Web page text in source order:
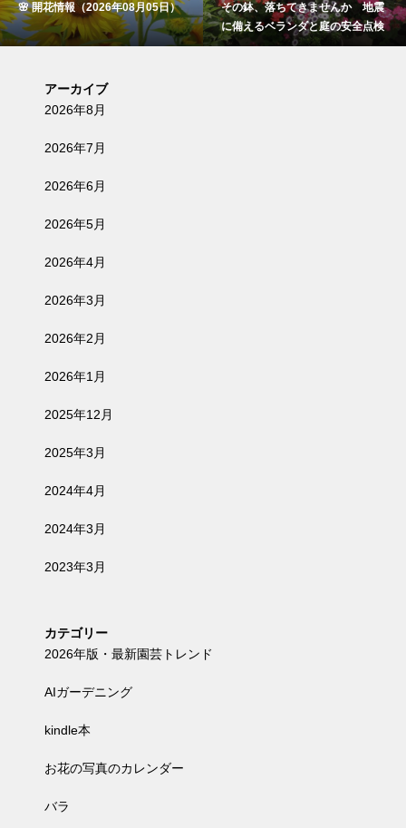
🌸 開花情報（2026年08月05日）
その鉢、落ちてきませんか 地震
に備えるベランダと庭の安全点検
アーカイブ
2026年8月
2026年7月
2026年6月
2026年5月
2026年4月
2026年3月
2026年2月
2026年1月
2025年12月
2025年3月
2024年4月
2024年3月
2023年3月
カテゴリー
2026年版・最新園芸トレンド
AIガーデニング
kindle本
お花の写真のカレンダー
バラ